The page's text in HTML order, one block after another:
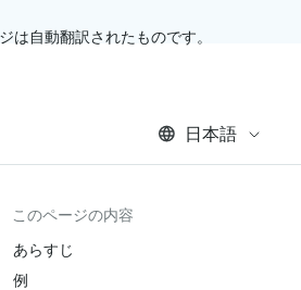
自動翻訳されたものです。
日本語
このページの内容
あらすじ
例